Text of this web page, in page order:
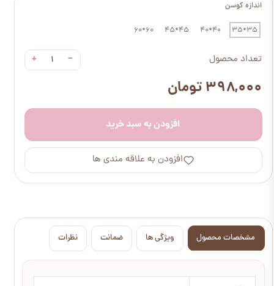
اندازه کوسن
35*35
40*40
45*45
60*60
تعداد محصول −
+
۳۹۸,۰۰۰ تومان
افزودن به سبد خرید
افزودن به علاقه مندی ها
مشخصات محصول ویژگی ها ضمانت نظرات